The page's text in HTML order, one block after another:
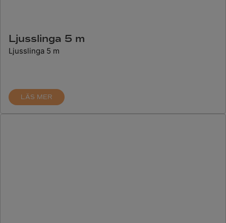
Ljusslinga 5 m
Ljusslinga 5 m
LÄS MER